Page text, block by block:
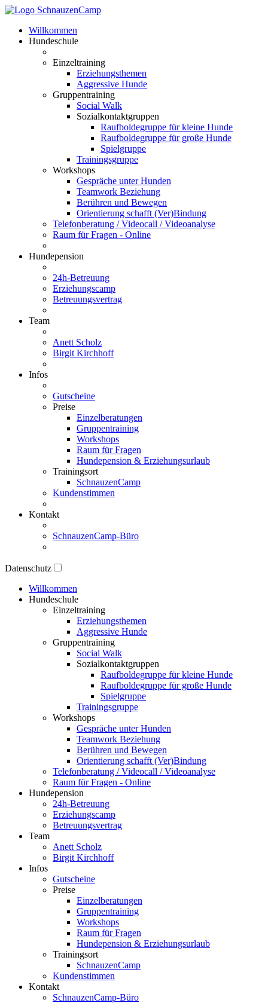
Willkommen
Hundeschule
Einzeltraining
Erziehungsthemen
Aggressive Hunde
Gruppentraining
Social Walk
Sozialkontaktgruppen
Raufboldegruppe für kleine Hunde
Raufboldegruppe für große Hunde
Spielgruppe
Trainingsgruppe
Workshops
Gespräche unter Hunden
Teamwork Beziehung
Berühren und Bewegen
Orientierung schafft (Ver)Bindung
Telefonberatung / Videocall / Videoanalyse
Raum für Fragen - Online
Hundepension
24h-Betreuung
Erziehungscamp
Betreuungsvertrag
Team
Anett Scholz
Birgit Kirchhoff
Infos
Gutscheine
Preise
Einzelberatungen
Gruppentraining
Workshops
Raum für Fragen
Hundepension & Erziehungsurlaub
Trainingsort
SchnauzenCamp
Kundenstimmen
Kontakt
SchnauzenCamp-Büro
Datenschutz
Willkommen
Hundeschule
Einzeltraining
Erziehungsthemen
Aggressive Hunde
Gruppentraining
Social Walk
Sozialkontaktgruppen
Raufboldegruppe für kleine Hunde
Raufboldegruppe für große Hunde
Spielgruppe
Trainingsgruppe
Workshops
Gespräche unter Hunden
Teamwork Beziehung
Berühren und Bewegen
Orientierung schafft (Ver)Bindung
Telefonberatung / Videocall / Videoanalyse
Raum für Fragen - Online
Hundepension
24h-Betreuung
Erziehungscamp
Betreuungsvertrag
Team
Anett Scholz
Birgit Kirchhoff
Infos
Gutscheine
Preise
Einzelberatungen
Gruppentraining
Workshops
Raum für Fragen
Hundepension & Erziehungsurlaub
Trainingsort
SchnauzenCamp
Kundenstimmen
Kontakt
SchnauzenCamp-Büro